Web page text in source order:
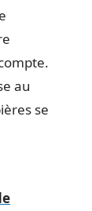
au
se